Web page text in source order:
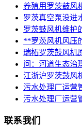
养殖用罗茨鼓风
罗茨真空泵没进
罗茨鼓风机维护
**罗茨风机风压
瑞柘罗茨鼓风机
问：河道生态治
江浙沪罗茨鼓风
污水处理厂运营
污水处理厂运营
联系我们